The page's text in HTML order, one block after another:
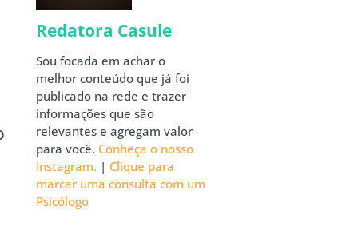
Redatora Casule
Sou focada em achar o
melhor conteúdo que já foi
publicado na rede e trazer
informações que são
relevantes e agregam valor
para você. Conheça o nosso
Instagram. | Clique para
marcar uma consulta com um
Psicólogo